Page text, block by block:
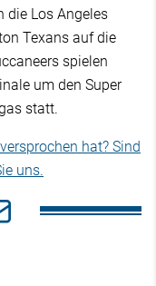
die Los Angeles
Texans auf die
spielen
um den Super
statt.
hat? Sind
uns.